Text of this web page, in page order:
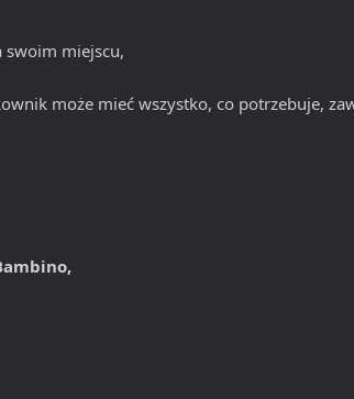
swoim miejscu,
może mieć wszystko, co potrzebuje,